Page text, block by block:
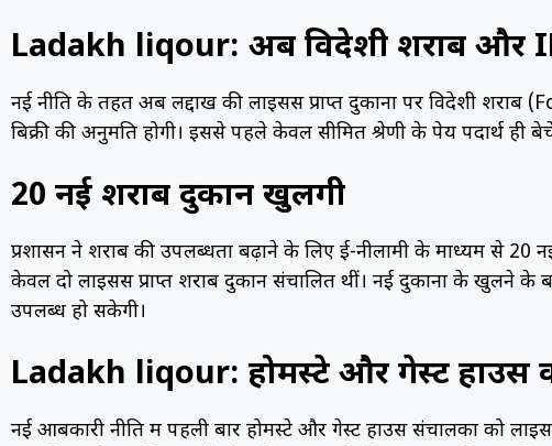
Ladakh liqour: अब विदेशी शराब और
नई नीति के तहत अब लद्दाख की लाइसेंस प्राप्त दुकानों पर विदेशी
बिक्री की अनुमति होगी। इससे पहले केवल सीमित श्रेणी के पेय पदार्थ ही
20 नई शराब दुकानें खुलेंगी
प्रशासन ने शराब की उपलब्धता बढ़ाने के लिए ई-नीलामी के माध्यम से
केवल दो लाइसेंस प्राप्त शराब दुकानें संचालित थीं। नई दुकानों के खुलने के
उपलब्ध हो सकेगी।
Ladakh liqour: होमस्टे और गेस्ट हाउस
नई आबकारी नीति में पहली बार होमस्टे और गेस्ट हाउस संचालकों को